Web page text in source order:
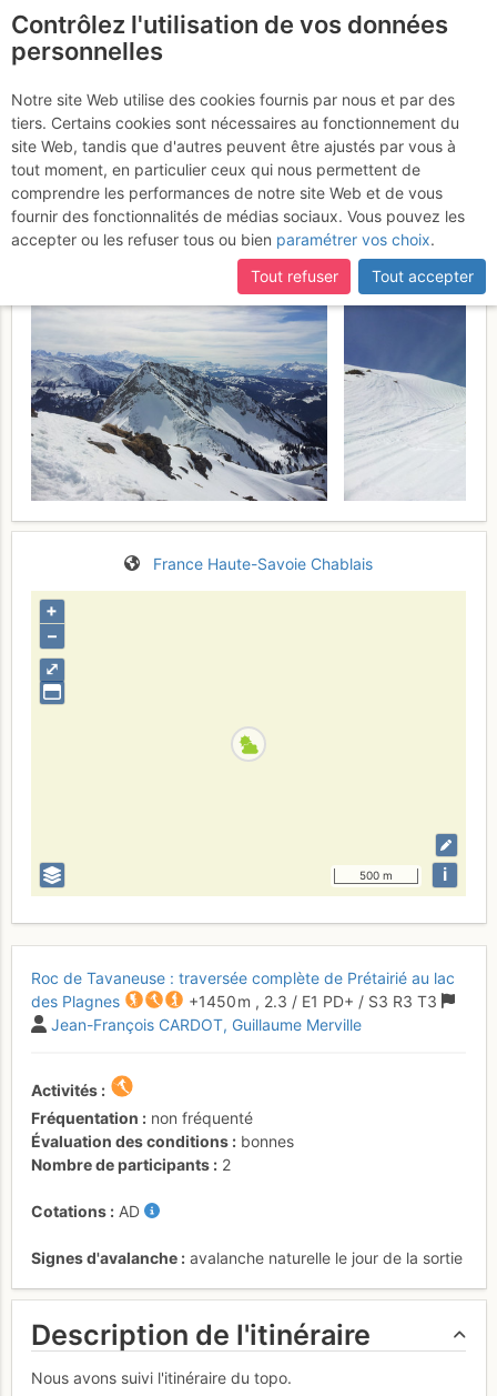
Roc de Tavaneuse :
Traversée de Prétairié au
lac des Plagnes
Mercredi 15 mars
2017
France Haute-Savoie Chablais
⤢
+
–
500 m i
Roc de Tavaneuse : traversée complète de Prétairié au lac
des Plagnes
+1450 m , 2.3 / E1 PD+ / S3 R3 T3
Jean-François CARDOT Guillaume Merville
Activités
Fréquentation
non fréquenté
Évaluation des conditions
bonnes
Nombre de participants
2
Cotations AD
Signes d'avalanche avalanche naturelle le jour de la sortie
Description de l'itinéraire
Nous avons suivi l'itinéraire du topo.
Contrôlez l'utilisation de vos données
personnelles
Notre site Web utilise des cookies fournis par nous et par des
tiers. Certains cookies sont nécessaires au fonctionnement du
site Web, tandis que d'autres peuvent être ajustés par vous à
tout moment, en particulier ceux qui nous permettent de
comprendre les performances de notre site Web et de vous
fournir des fonctionnalités de médias sociaux. Vous pouvez les
accepter ou les refuser tous ou bien paramétrer vos choix.
Tout refuser
Tout accepter